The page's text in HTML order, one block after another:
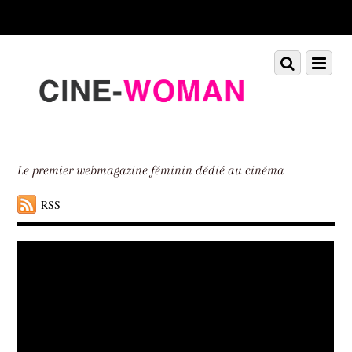
down
Le premier webmagazine féminin dédié au cinéma
RSS
Menu
Scroll
down